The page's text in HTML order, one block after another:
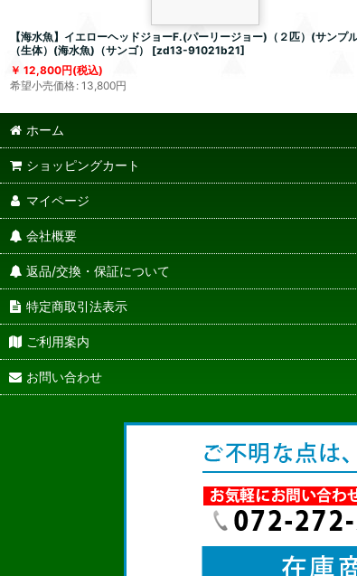
【海水魚】イエローヘッドジョーF.(パーリージョー)（２匹）(サンプル
（生体）(海水魚)（サンゴ）
[zd13-91021b21]
12,800円(税込)
希望小売価格: 13,800円
ホーム
ショッピングカート
マイページ
会社概要
返品/交換・保証について
特定商取引法表示
ご利用案内
お問い合わせ